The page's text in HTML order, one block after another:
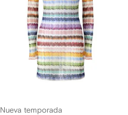
Nueva temporada